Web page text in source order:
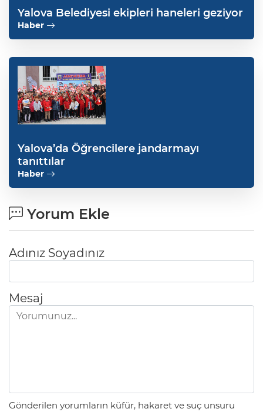
Yalova Belediyesi ekipleri haneleri geziyor
Haber
Yalova’da Öğrencilere jandarmayı
tanıttılar
Haber
Yorum Ekle
Adınız Soyadınız
Mesaj
Gönderilen yorumların küfür, hakaret ve suç unsuru